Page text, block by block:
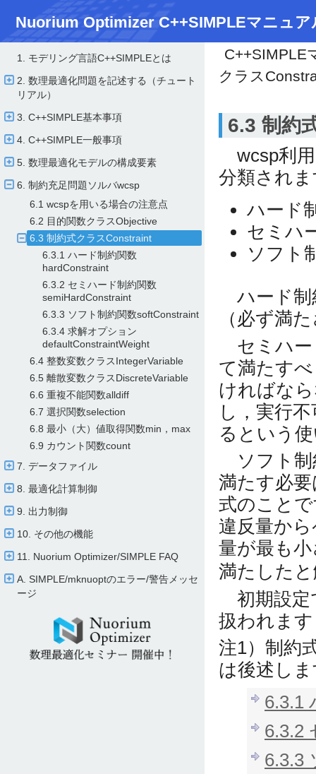
Nuorium Optimizer C++SIMPLEマニュア
1. モデリング言語C++SIMPLEとは
2. 数理最適化問題を記述する（チュート
リアル）
3. C++SIMPLE基本事項
4. C++SIMPLE一般事項
5. 数理最適化モデルの構成要素
6. 制約充足問題ソルバwcsp
6.1 wcspを用いる場合の注意点
6.2 目的関数クラスObjective
6.3 制約式クラスConstraint
6.3.1 ハード制約関数
hardConstraint
6.3.2 セミハード制約関数
semiHardConstraint
6.3.3 ソフト制約関数softConstraint
6.3.4 求解オプション
defaultConstraintWeight
6.4 整数変数クラスIntegerVariable
6.5 離散変数クラスDiscreteVariable
6.6 重複不能関数alldiff
6.7 選択関数selection
6.8 最小（大）値取得関数min，max
6.9 カウント関数count
7. データファイル
8. 最適化計算制御
9. 出力制御
10. その他の機能
11. Nuorium Optimizer/​SIMPLE FAQ
A. SIMPLE/​mknuoptのエラー/​警告メッセ
ージ
C++SIMPLE
クラス
6.3 制約
wcsp利用
分類され
ハード
セミハ
ソフト
ハード制
（必ず満
セミハー
て満たす
ければな
し，実行
るという
ソフト制
満たす必
式のこと
違反量か
量が最も
満たした
初期設定
扱われま
注1）制約
は後述し
6.3.1
6.3.2
6.3.3